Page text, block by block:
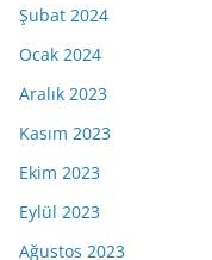
Şubat 2024
Ocak 2024
Aralık 2023
Kasım 2023
Ekim 2023
Eylül 2023
Ağustos 2023